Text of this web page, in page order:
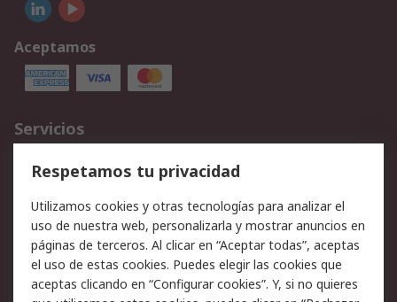
Aceptamos
Servicios
Cómo realizar pedidos
Devoluciones
Facturación y pago
Ofertas
Soporte técnico
Legal
Aviso legal
Política de privacidad -
Respetamos tu privacidad
Utilizamos cookies y otras tecnologías para analizar el
uso de nuestra web, personalizarla y mostrar anuncios en
páginas de terceros. Al clicar en “Aceptar todas”, aceptas
el uso de estas cookies. Puedes elegir las cookies que
aceptas clicando en “Configurar cookies”. Y, si no quieres